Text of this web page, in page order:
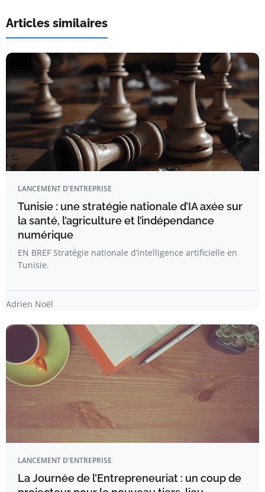
Articles similaires
LANCEMENT D'ENTREPRISE
Tunisie : une stratégie nationale d’IA axée sur
la santé, l’agriculture et l’indépendance
numérique
EN BREF Stratégie nationale d’intelligence artificielle en
Tunisie.
Adrien Noël
LANCEMENT D'ENTREPRISE
La Journée de l’Entrepreneuriat : un coup de